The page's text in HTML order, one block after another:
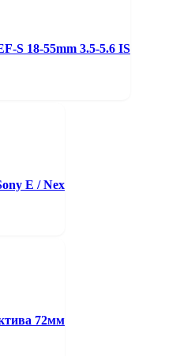
S 18-55mm 3.5-5.6 IS
E / Nex
72мм